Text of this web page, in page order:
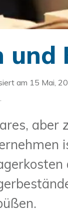
am 15 Mai,
aber